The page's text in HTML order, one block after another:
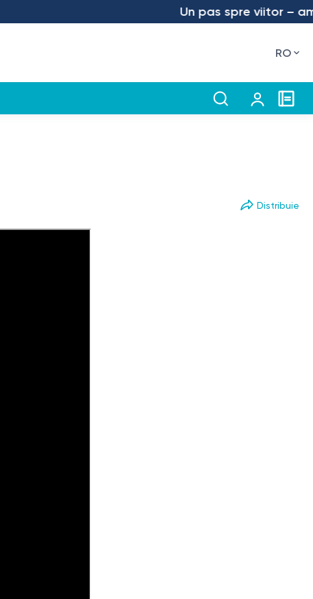
Un pas spre viitor – am
RO
Distribuie